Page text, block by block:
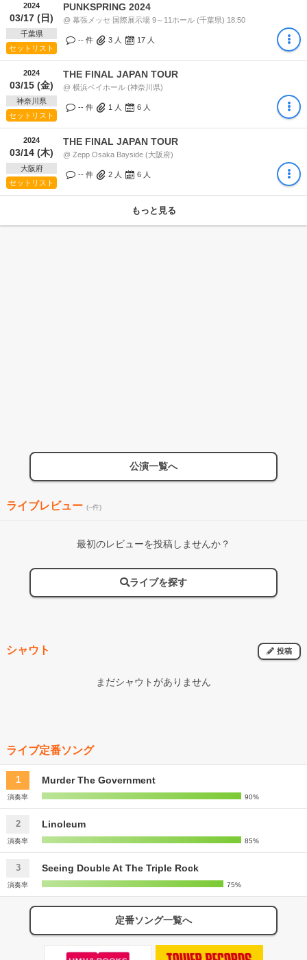
2024
03/17 (日)
千葉県
セットリスト
PUNKSPRING 2024
@ 幕張メッセ 国際展示場 9～11ホール (千葉県) 18:50
-- 件 3 人 17 人
2024
03/15 (金)
神奈川県
セットリスト
THE FINAL JAPAN TOUR
@ 横浜ベイホール (神奈川県)
-- 件 1 人 6 人
2024
03/14 (木)
大阪府
セットリスト
THE FINAL JAPAN TOUR
@ Zepp Osaka Bayside (大阪府)
-- 件 2 人 6 人
もっと見る
公演一覧へ
ライブレビュー (--件)
最初のレビューを投稿しませんか？
ライブを探す
シャウト 投稿
まだシャウトがありません
ライブ定番ソング
1 Murder The Government
演奏率 90%
2 Linoleum
演奏率 85%
3 Seeing Double At The Triple Rock
演奏率 75%
定番ソング一覧へ